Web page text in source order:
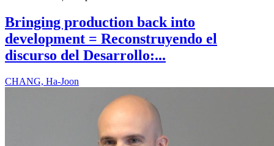
Bringing production back into
development = Reconstruyendo el
discurso del Desarrollo:...
CHANG, Ha-Joon